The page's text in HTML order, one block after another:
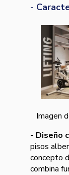
-
Imagen
- Diseño
pisos
concepto
combina